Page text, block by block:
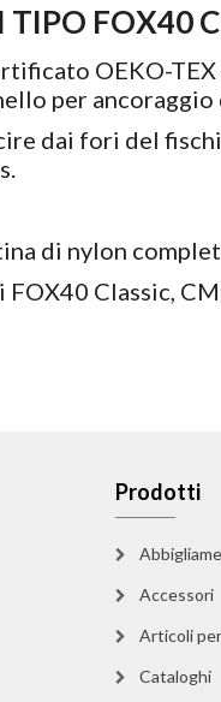
TIPO FOX40
OEKO-
per
dai fori del
di nylon
Classic,
Prodotti
Accessori
Articoli
Cataloghi